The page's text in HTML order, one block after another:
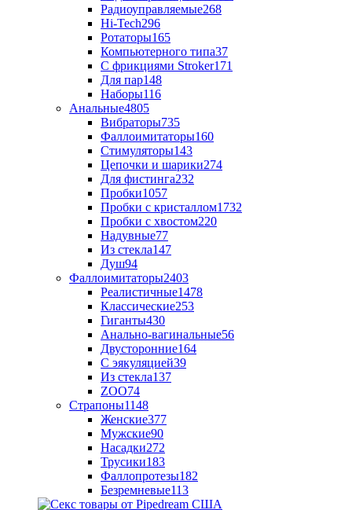
Радиоуправляемые268
Hi-Tech296
Ротаторы165
Компьютерного типа37
С фрикциями Stroker171
Для пар148
Наборы116
Анальные4805
Вибраторы735
Фаллоимитаторы160
Стимуляторы143
Цепочки и шарики274
Для фистинга232
Пробки1057
Пробки с кристаллом1732
Пробки с хвостом220
Надувные77
Из стекла147
Душ94
Фаллоимитаторы2403
Реалистичные1478
Классические253
Гиганты430
Анально-вагинальные56
Двусторонние164
С эякуляцией39
Из стекла137
ZOO74
Страпоны1148
Женские377
Мужские90
Насадки272
Трусики183
Фаллопротезы182
Безремневые113